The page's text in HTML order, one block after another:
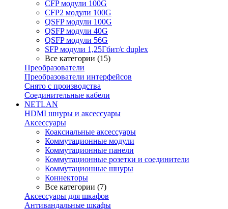
CFP модули 100G
CFP2 модули 100G
QSFP модули 100G
QSFP модули 40G
QSFP модули 56G
SFP модули 1,25Гбит/с duplex
Все категории (15)
Преобразователи
Преобразователи интерфейсов
Снято с производства
Соединительные кабели
NETLAN
HDMI шнуры и аксессуары
Аксессуары
Коаксиальные аксессуары
Коммутационные модули
Коммутационные панели
Коммутационные розетки и соединители
Коммутационные шнуры
Коннекторы
Все категории (7)
Аксессуары для шкафов
Антивандальные шкафы